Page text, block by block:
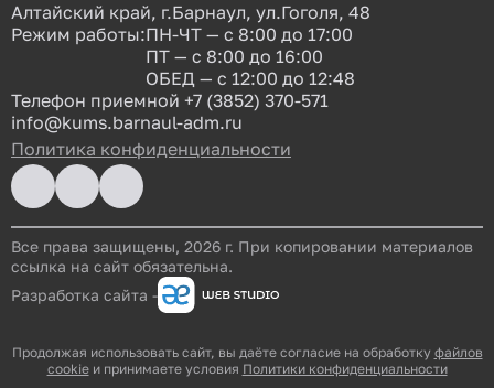
Алтайский край, г.Барнаул, ул.Гоголя, 48
Режим работы:ПН-ЧТ — с 8:00 до 17:00
ПТ — с 8:00 до 16:00
ОБЕД — с 12:00 до 12:48
Телефон приемной +7 (3852) 370-571
info@kums.barnaul-adm.ru
Политика конфиденциальности
Все права защищены, 2026 г. При копировании материалов
ссылка на сайт обязательна.
Разработка сайта -
Продолжая использовать сайт, вы даёте согласие на обработку файлов
cookieи принимаете условия Политики конфиденциальности